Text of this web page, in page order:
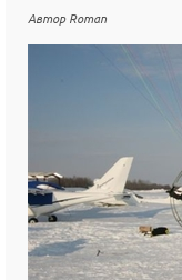
Автор Roman